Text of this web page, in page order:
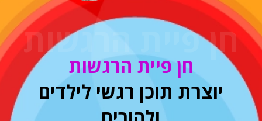
חן פיית הרגשות
חן פיית הרגשות
יוצרת תוכן רגשי לילדים